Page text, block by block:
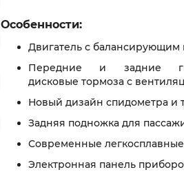
Особенности:
Двигатель с балансирующим
Передние и задние
дисковые тормоза с
Новый дизайн спидометра и
Задняя подножка для
Современные
Электронная панель